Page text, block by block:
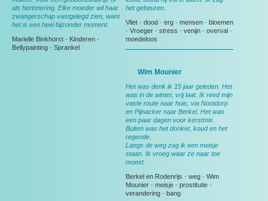
als herinnering. Elke moeder wil haar
zwangerschap vastgelegd zien, want
het is een heel bijzonder moment.
Marielle Binkhorst - Kinderen -
Bellypainting - Sprankel
het gebeuren.
Vliet - dood - erg - mensen - bloemen
- Vroeger - stress - venijn - overval -
moedeloos
Wim Mounier
Het was denk ik 15 jaar geleden. Het
was in de winter, vrij laat. Ik reed mijn
vaste route naar huis; via Nootdorp
en Pijnacker naar Berkel. Het was
een paar dagen voor kerstmis.
Buiten was het donker, koud en het
regende.
Langs de weg zag ik een meisje
staan. Ik vroeg waar ze naar toe
moest.
Berkel en Rodenrijs - weg - Wim
Mounier - meisje - prostitutie -
verandering - bang